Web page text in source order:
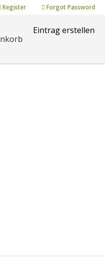
Register Forgot Password
Eintrag erstellen